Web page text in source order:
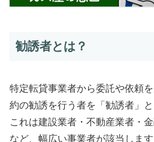
勧誘者とは？
特定転貸事業者から委託や依頼
約の勧誘を行う者を「勧誘者」と
これは建設業者・不動産業者・
など、幅広い事業者が該当します